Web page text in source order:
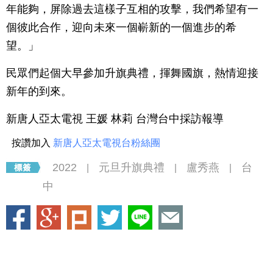
年能夠，屏除過去這樣子互相的攻擊，我們希望有一
個彼此合作，迎向未來一個嶄新的一個進步的希
望。」
民眾們起個大早參加升旗典禮，揮舞國旗，熱情迎接
新年的到來。
新唐人亞太電視 王媛 林莉 台灣台中採訪報導
按讚加入 新唐人亞太電視台粉絲團
2022 元旦升旗典禮 盧秀燕
台
中